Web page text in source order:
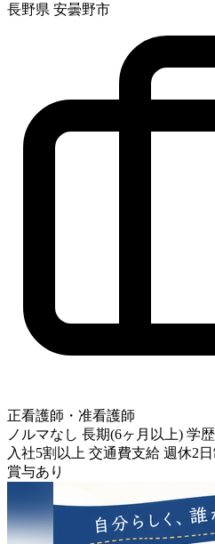
長野県 安曇野市
正看護師・准看護師
ノルマなし 長期(6ヶ月以上) 学
入社5割以上 交通費支給 週休2日
賞与あり